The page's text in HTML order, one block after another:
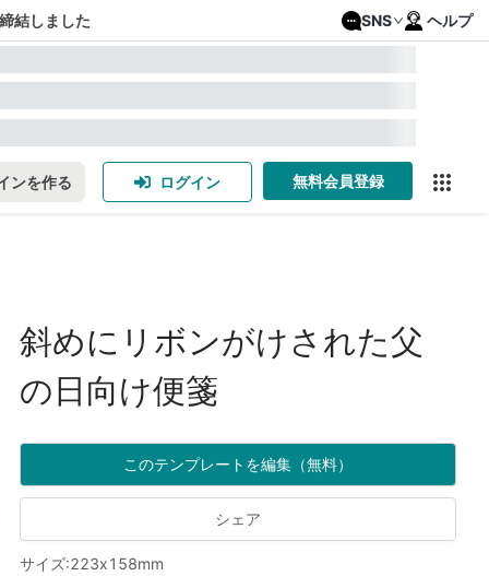
結しました SNS ヘルプ
ンを作る ログイン 無料会員登録
斜めにリボンがけされた父
の日向け便箋
このテンプレートを編集（無料）
シェア
サイズ:223x158mm